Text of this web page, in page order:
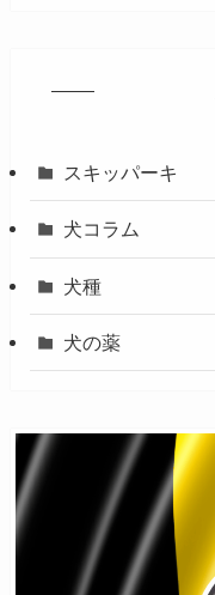
スキッパーキ
犬コラム
犬種
犬の薬